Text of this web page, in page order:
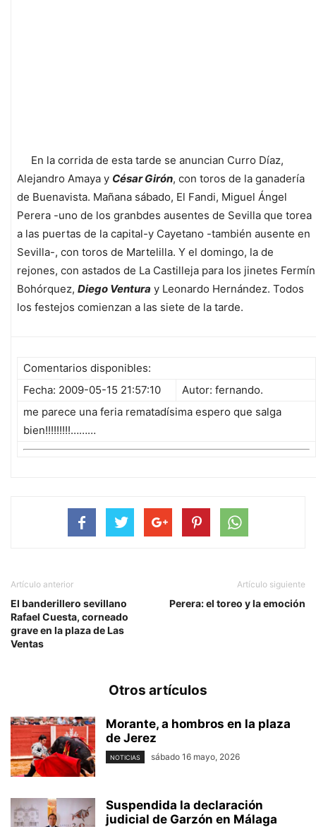
En la corrida de esta tarde se anuncian Curro Díaz,
Alejandro Amaya y César Girón, con toros de la ganadería
de Buenavista. Mañana sábado, El Fandi, Miguel Ángel
Perera -uno de los granbdes ausentes de Sevilla que torea
a las puertas de la capital-y Cayetano -también ausente en
Sevilla-, con toros de Martelilla. Y el domingo, la de
rejones, con astados de La Castilleja para los jinetes Fermín
Bohórquez, Diego Ventura y Leonardo Hernández. Todos
los festejos comienzan a las siete de la tarde.
Comentarios disponibles:
Fecha: 2009-05-15 21:57:10
Autor: fernando.
me parece una feria rematadísima espero que salga
bien!!!!!!!!!………
Artículo anterior
El banderillero sevillano
Rafael Cuesta, corneado
grave en la plaza de Las
Ventas
Artículo siguiente
Perera: el toreo y la emoción
Otros artículos
Morante, a hombros en la plaza
de Jerez
NOTICIAS sábado 16 mayo, 2026
Suspendida la declaración
judicial de Garzón en Málaga